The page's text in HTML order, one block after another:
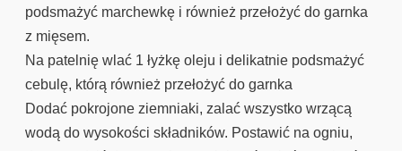
podsmażyć marchewkę i również przełożyć do garnka
z mięsem.
Na patelnię wlać 1 łyżkę oleju i delikatnie podsmażyć
cebulę, którą również przełożyć do garnka
Dodać pokrojone ziemniaki, zalać wszystko wrzącą
wodą do wysokości składników. Postawić na ogniu,